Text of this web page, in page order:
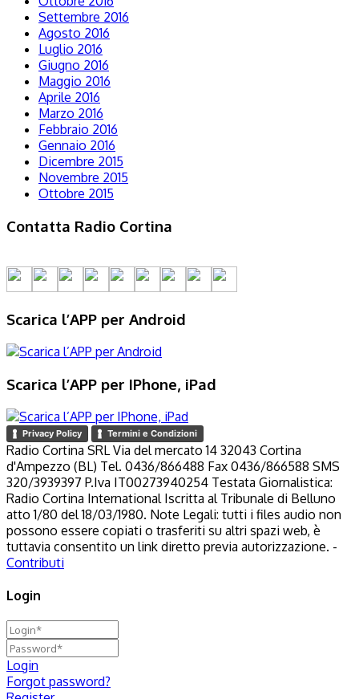
Settembre 2016
Agosto 2016
Luglio 2016
Giugno 2016
Maggio 2016
Aprile 2016
Marzo 2016
Febbraio 2016
Gennaio 2016
Dicembre 2015
Novembre 2015
Ottobre 2015
Contatta Radio Cortina
Scarica l’APP per Android
Scarica l’APP per IPhone, iPad
Privacy Policy Termini e Condizioni
Radio Cortina SRL Via del mercato 14 32043 Cortina
d'Ampezzo (BL) Tel. 0436/866488 Fax 0436/866588 SMS
320/3939397 P.Iva IT00273940254 Testata Giornalistica:
Radio Cortina International Iscritta al Tribunale di Belluno
atto 1/80 del 18/03/1980. Note Legali: tutti i files audio non
possono essere copiati o trasferiti su altri spazi web, è
tuttavia consentito un link diretto previa autorizzazione. -
Contributi
Login
Login
Forgot password?